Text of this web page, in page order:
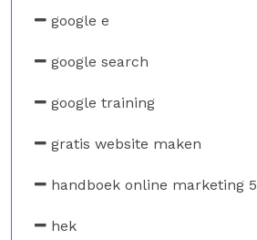
google e
google search
google training
gratis website maken
handboek online marketing 5
hek